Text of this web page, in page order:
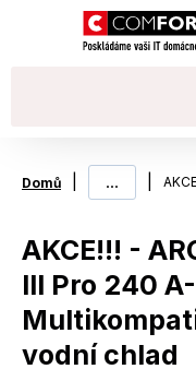
Domů ...
AKCE!!! -
III Pro 240
vodní chlad